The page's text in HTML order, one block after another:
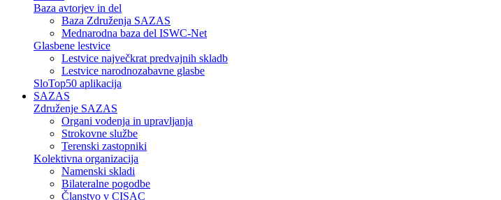
Baza avtorjev in del
Baza Združenja SAZAS
Mednarodna baza del ISWC-Net
Glasbene lestvice
Lestvice največkrat predvajnih skladb
Lestvice narodnozabavne glasbe
SloTop50 aplikacija
SAZAS
Združenje SAZAS
Organi vodenja in upravljanja
Strokovne službe
Terenski zastopniki
Kolektivna organizacija
Namenski skladi
Bilateralne pogodbe
Članstvo v CISAC